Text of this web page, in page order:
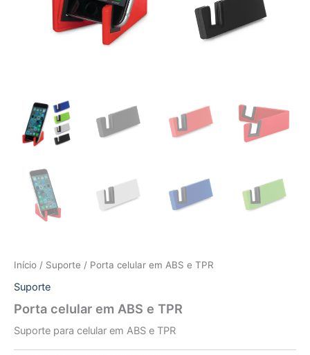
Início / Suporte / Porta celular em ABS e TPR
Suporte
Porta celular em ABS e TPR
Suporte para celular em ABS e TPR